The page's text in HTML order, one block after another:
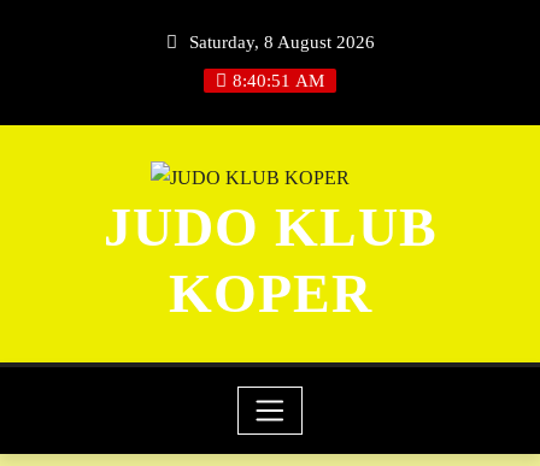
Saturday, 8 August 2026
8:40:52 AM
JUDO KLUB
KOPER